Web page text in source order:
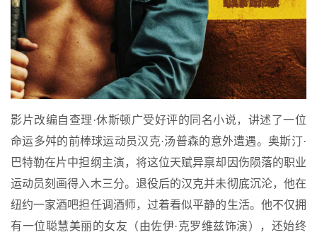
影片改编自查理·休斯顿广受好评的同名小说，讲述了一位
命运多舛的前棒球运动员汉克·汤普森的意外遭遇。奥斯汀·
巴特勒在片中担纲主演，将这位天赋异禀却因伤陨落的职业
运动员刻画得入木三分。退役后的汉克并未彻底沉沦，他在
纽约一家酒吧担任调酒师，过着看似平静的生活。他不仅拥
有一位聪慧美丽的女友（由佐伊·克罗维兹饰演），还始终